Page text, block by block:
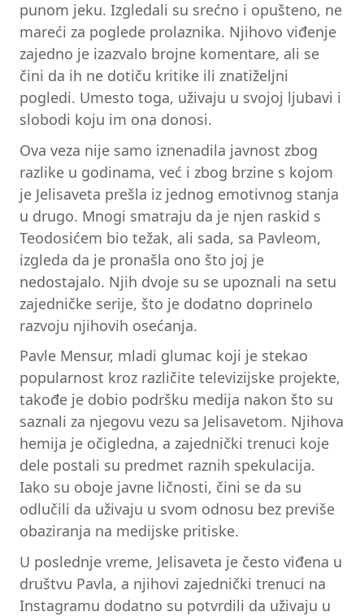
punom jeku. Izgledali su srećno i opušteno, ne
mareći za poglede prolaznika. Njihovo viđenje
zajedno je izazvalo brojne komentare, ali se
čini da ih ne dotiču kritike ili znatiželjni
pogledi. Umesto toga, uživaju u svojoj ljubavi i
slobodi koju im ona donosi.
Ova veza nije samo iznenadila javnost zbog
razlike u godinama, već i zbog brzine s kojom
je Jelisaveta prešla iz jednog emotivnog stanja
u drugo. Mnogi smatraju da je njen raskid s
Teodosićem bio težak, ali sada, sa Pavleom,
izgleda da je pronašla ono što joj je
nedostajalo. Njih dvoje su se upoznali na setu
zajedničke serije, što je dodatno doprinelo
razvoju njihovih osećanja.
Pavle Mensur, mladi glumac koji je stekao
popularnost kroz različite televizijske projekte,
takođe je dobio podršku medija nakon što su
saznali za njegovu vezu sa Jelisavetom. Njihova
hemija je očigledna, a zajednički trenuci koje
dele postali su predmet raznih spekulacija.
Iako su oboje javne ličnosti, čini se da su
odlučili da uživaju u svom odnosu bez previše
obaziranja na medijske pritiske.
U poslednje vreme, Jelisaveta je često viđena u
društvu Pavla, a njihovi zajednički trenuci na
Instagramu dodatno su potvrdili da uživaju u